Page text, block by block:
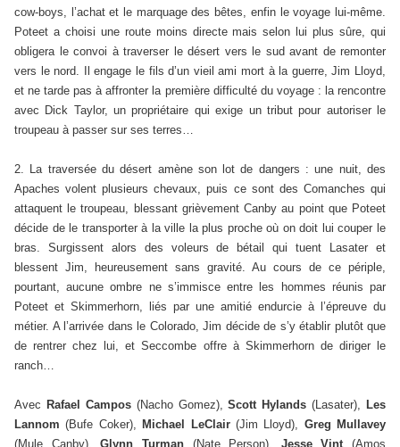
cow-boys, l’achat et le marquage des bêtes, enfin le voyage lui-même.
Poteet a choisi une route moins directe mais selon lui plus sûre, qui
obligera le convoi à traverser le désert vers le sud avant de remonter
vers le nord. Il engage le fils d’un vieil ami mort à la guerre, Jim Lloyd,
et ne tarde pas à affronter la première difficulté du voyage : la rencontre
avec Dick Taylor, un propriétaire qui exige un tribut pour autoriser le
troupeau à passer sur ses terres…
2. La traversée du désert amène son lot de dangers : une nuit, des
Apaches volent plusieurs chevaux, puis ce sont des Comanches qui
attaquent le troupeau, blessant grièvement Canby au point que Poteet
décide de le transporter à la ville la plus proche où on doit lui couper le
bras. Surgissent alors des voleurs de bétail qui tuent Lasater et
blessent Jim, heureusement sans gravité. Au cours de ce périple,
pourtant, aucune ombre ne s’immisce entre les hommes réunis par
Poteet et Skimmerhorn, liés par une amitié endurcie à l’épreuve du
métier. A l’arrivée dans le Colorado, Jim décide de s’y établir plutôt que
de rentrer chez lui, et Seccombe offre à Skimmerhorn de diriger le
ranch…
Avec Rafael Campos (Nacho Gomez),Scott Hylands(Lasater), Les
Lannom(Bufe Coker),Michael LeClair (Jim Lloyd), Greg Mullavey
(Mule Canby),Glynn Turman (Nate Person), Jesse Vint (Amos